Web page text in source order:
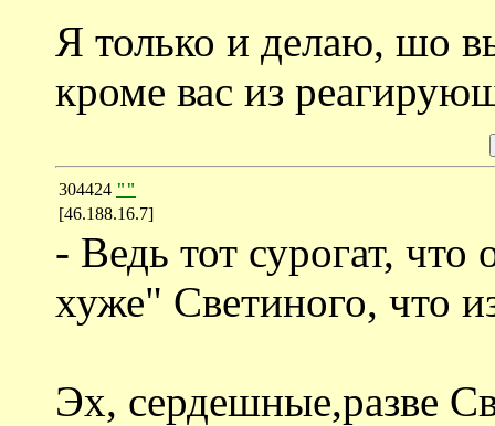
Я только и делаю, шо
кроме вас из
304424 ""
[46.188.16.7]
- Ведь тот сурогат,
хуже" Светиного, что
Эх, сердешные,разве